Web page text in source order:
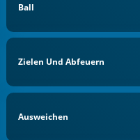
Ball
Zielen Und Abfeuern
Ausweichen